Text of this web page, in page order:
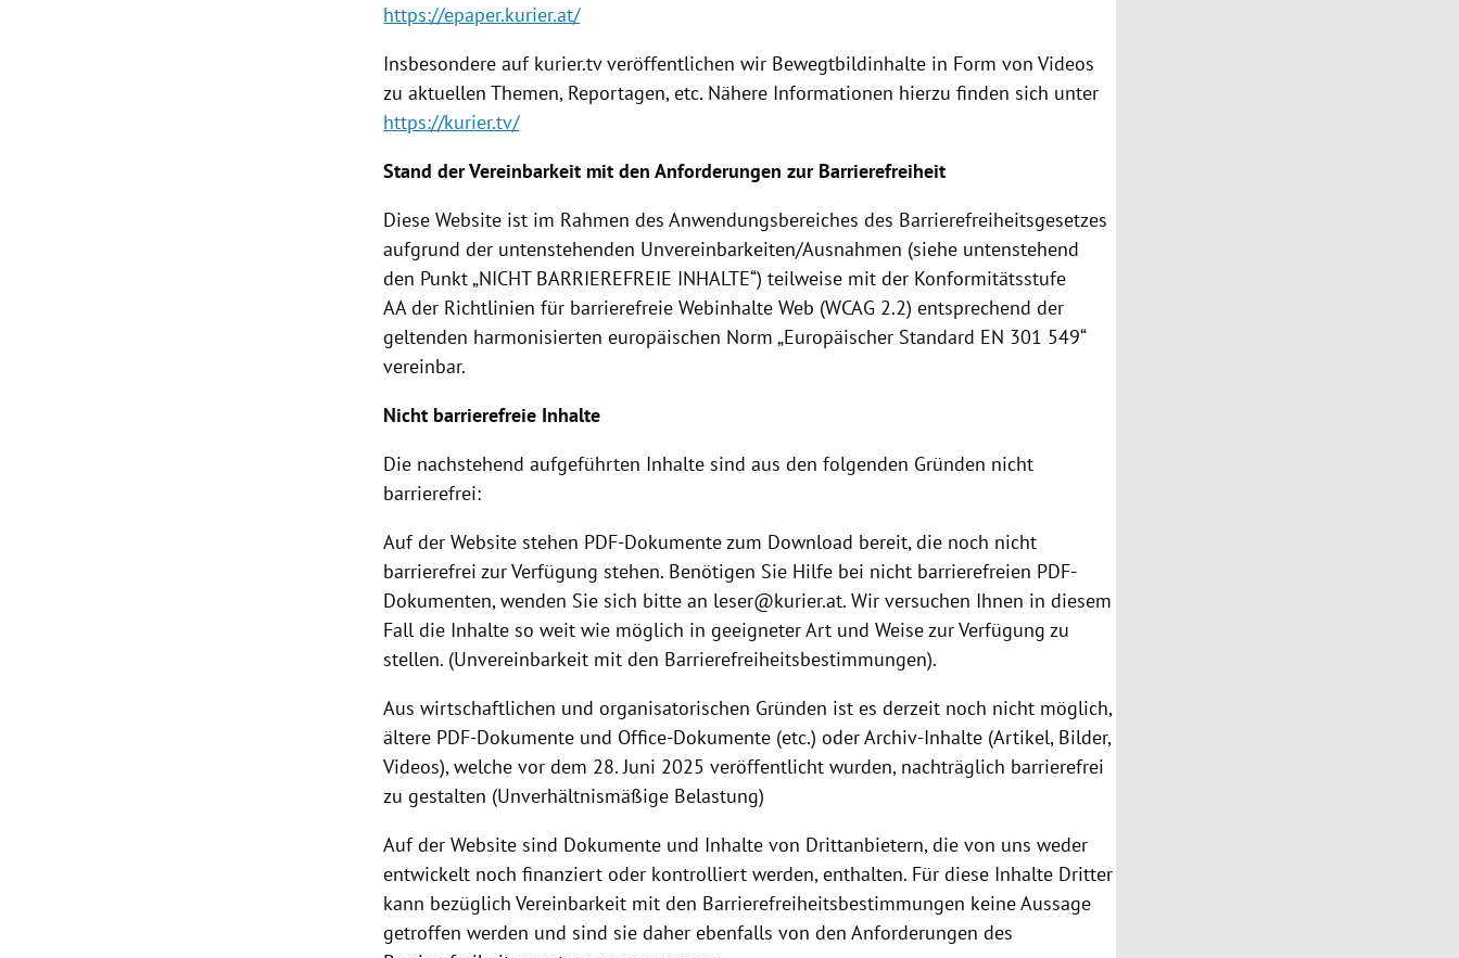
https://epaper.kurier.at/
Insbesondere auf kurier.tv veröffentlichen wir Bewegtbildinhalte in Form von Videos
zu aktuellen Themen, Reportagen, etc. Nähere Informationen hierzu finden sich unter
https://kurier.tv/
Stand der Vereinbarkeit mit den Anforderungen zur Barrierefreiheit
Diese Website ist im Rahmen des Anwendungsbereiches des Barrierefreiheitsgesetzes
aufgrund der untenstehenden Unvereinbarkeiten/Ausnahmen (siehe untenstehend
den Punkt „NICHT BARRIEREFREIE INHALTE“) teilweise mit der Konformitätsstufe
AA der Richtlinien für barrierefreie Webinhalte Web (WCAG 2.2) entsprechend der
geltenden harmonisierten europäischen Norm „Europäischer Standard EN 301 549“
vereinbar.
Nicht barrierefreie Inhalte
Die nachstehend aufgeführten Inhalte sind aus den folgenden Gründen nicht
barrierefrei:
Auf der Website stehen PDF-Dokumente zum Download bereit, die noch nicht
barrierefrei zur Verfügung stehen. Benötigen Sie Hilfe bei nicht barrierefreien PDF-
Dokumenten, wenden Sie sich bitte an leser@kurier.at. Wir versuchen Ihnen in diesem
Fall die Inhalte so weit wie möglich in geeigneter Art und Weise zur Verfügung zu
stellen. (Unvereinbarkeit mit den Barrierefreiheitsbestimmungen).
Aus wirtschaftlichen und organisatorischen Gründen ist es derzeit noch nicht möglich,
ältere PDF-Dokumente und Office-Dokumente (etc.) oder Archiv-Inhalte (Artikel, Bilder,
Videos), welche vor dem 28. Juni 2025 veröffentlicht wurden, nachträglich barrierefrei
zu gestalten (Unverhältnismäßige Belastung)
Auf der Website sind Dokumente und Inhalte von Drittanbietern, die von uns weder
entwickelt noch finanziert oder kontrolliert werden, enthalten. Für diese Inhalte Dritter
kann bezüglich Vereinbarkeit mit den Barrierefreiheitsbestimmungen keine Aussage
getroffen werden und sind sie daher ebenfalls von den Anforderungen des